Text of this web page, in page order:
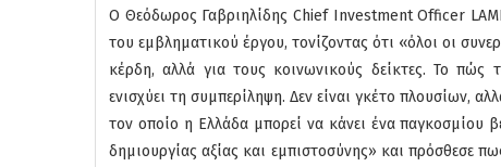
Ο Θεόδωρος Γαβριηλίδης Chief Investment Officer
του εμβληματικού έργου, τονίζοντας ότι «όλοι οι
κέρδη, αλλά για τους κοινωνικούς δείκτες. Το
ενισχύει τη συμπερίληψη. Δεν είναι γκέτο πλουσίων,
τον οποίο η Ελλάδα μπορεί να κάνει ένα παγκοσμίου
δημιουργίας αξίας και εμπιστοσύνης» και πρόσθεσε